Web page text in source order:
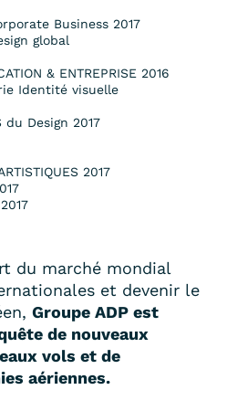
Business 2017
global
& ENTREPRISE 2016
Identité visuelle
du Design 2017
2017
du marché mondial
et devenir le
Groupe ADP est
de nouveaux
vols et de
aériennes.